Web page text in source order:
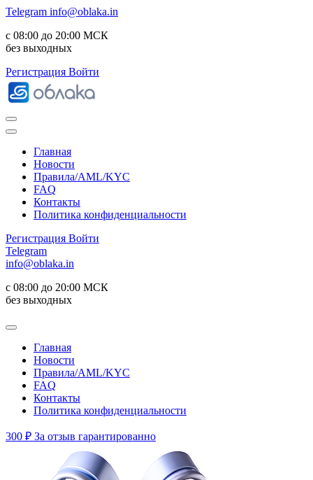
Telegram info@oblaka.in
с 08:00 до 20:00 МСК
без выходных
Регистрация Войти
Главная
Новости
Правила/AML/KYC
FAQ
Контакты
Политика конфиденциальности
Регистрация Войти
Telegram
info@oblaka.in
с 08:00 до 20:00 МСК
без выходных
Главная
Новости
Правила/AML/KYC
FAQ
Контакты
Политика конфиденциальности
300 ₽ За отзыв гарантированно